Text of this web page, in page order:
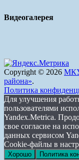
Видеогалерея
Copyright © 2026 МКУ
района».
Политика
Для улучшения
пользователями
Yandex.Metrica.
свое согласие на
данных сервисом
Cookie-файлы в
Хорошо Политика